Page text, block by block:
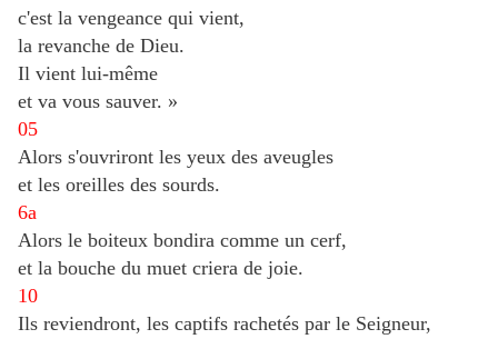
c'est la vengeance qui vient,
la revanche de Dieu.
Il vient lui-même
et va vous sauver. »
05
Alors s'ouvriront les yeux des aveugles
et les oreilles des sourds.
6a
Alors le boiteux bondira comme un cerf,
et la bouche du muet criera de joie.
10
Ils reviendront, les captifs rachetés par le Seigneur,